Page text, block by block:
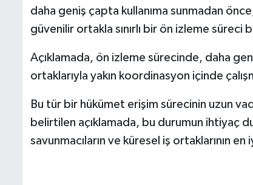
daha geniş çapta kullanıma sunmadan
güvenilir ortakla sınırlı bir ön izleme süreci
Açıklamada, ön izleme sürecinde, daha
ortaklarıyla yakın koordinasyon içinde
Bu tür bir hükümet erişim sürecinin uzun
belirtilen açıklamada, bu durumun ihtiyaç
savunmacıların ve küresel iş ortaklarının